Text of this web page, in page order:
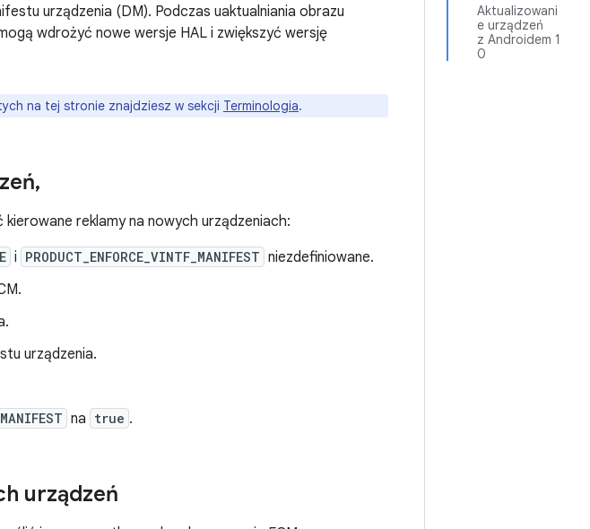
Aktualizowani
e urządzeń
z Androidem 1
0
urządzenia (DM). Podczas uaktualniania obrazu
wdrożyć nowe wersje HAL i zwiększyć wersję
na tej stronie znajdziesz w sekcji Terminologia.
,
reklamy na nowych urządzeniach:
i PRODUCT_ENFORCE_VINTF_MANIFEST niezdefiniowane.
urządzenia.
na true .
urządzeń